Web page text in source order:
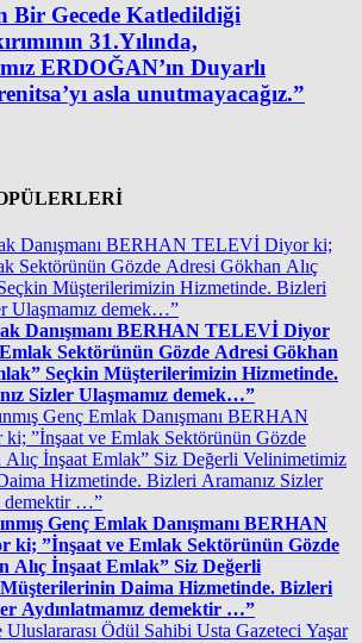
Bir Gecede Katledildiği
31.Yılında,
ERDOĞAN’ın Duyarlı
asla unutmayacağız.”
Danışmanı BERHAN TELEVİ Diyor
Seçkin Müşterilerimizin Hizmetinde.
Sizler Ulaşmamız demek…”
ki; ”İnşaat ve Emlak Sektörünün Gözde
Daima Hizmetinde. Bizleri
Aydınlatmamız demektir …”